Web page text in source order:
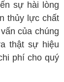
sự hài lòng
thủy lực chất
của chúng
thật sự hiệu
phí cho quý